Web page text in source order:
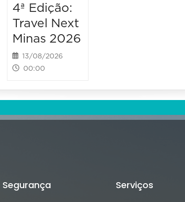
4ª Edição:
Travel Next
Minas 2026
13/08/2026
00:00
Segurança Serviços